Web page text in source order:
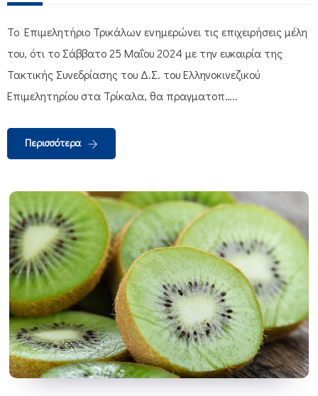
To Eπιμελητήριο Τρικάλων ενημερώνει τις επιχειρήσεις μέλη
του, ότι το Σάββατο 25 Μαΐου 2024 με την ευκαιρία της
Τακτικής Συνεδρίασης του Δ.Σ. του Ελληνοκινεζικού
Επιμελητηρίου στα Τρίκαλα, θα πραγματοπ…..
Περισσότερα